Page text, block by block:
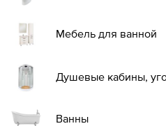
Мебель для ванной
Душевые кабины,
Ванны